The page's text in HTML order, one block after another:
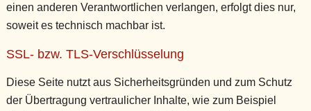
einen anderen Verantwortlichen verlangen, erfolgt dies nur,
soweit es technisch machbar ist.
SSL- bzw. TLS-Verschlüsselung
Diese Seite nutzt aus Sicherheitsgründen und zum Schutz
der Übertragung vertraulicher Inhalte, wie zum Beispiel